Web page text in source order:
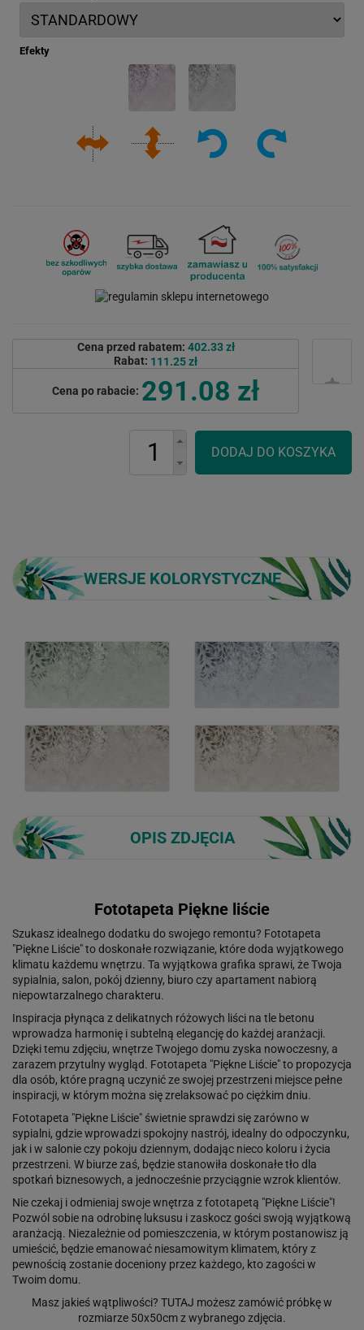
Efekty
Cena przed rabatem: 402.33 zł
Rabat: 111.25 zł
Cena po rabacie: 291.08 zł
WERSJE KOLORYSTYCZNE
OPIS ZDJĘCIA
Fototapeta Piękne liście
Szukasz idealnego dodatku do swojego remontu? Fototapeta
"Piękne Liście" to doskonałe rozwiązanie, które doda wyjątkowego
klimatu każdemu wnętrzu. Ta wyjątkowa grafika sprawi, że Twoja
sypialnia, salon, pokój dzienny, biuro czy apartament nabiorą
niepowtarzalnego charakteru.
Inspiracja płynąca z delikatnych różowych liści na tle betonu
wprowadza harmonię i subtelną elegancję do każdej aranżacji.
Dzięki temu zdjęciu, wnętrze Twojego domu zyska nowoczesny, a
zarazem przytulny wygląd. Fototapeta "Piękne Liście" to propozycja
dla osób, które pragną uczynić ze swojej przestrzeni miejsce pełne
inspiracji, w którym można się zrelaksować po ciężkim dniu.
Fototapeta "Piękne Liście" świetnie sprawdzi się zarówno w
sypialni, gdzie wprowadzi spokojny nastrój, idealny do odpoczynku,
jak i w salonie czy pokoju dziennym, dodając nieco koloru i życia
przestrzeni. W biurze zaś, będzie stanowiła doskonałe tło dla
spotkań biznesowych, a jednocześnie przyciągnie wzrok klientów.
Nie czekaj i odmieniaj swoje wnętrza z fototapetą "Piękne Liście"!
Pozwól sobie na odrobinę luksusu i zaskocz gości swoją wyjątkową
aranżacją. Niezależnie od pomieszczenia, w którym postanowisz ją
umieścić, będzie emanować niesamowitym klimatem, który z
pewnością zostanie doceniony przez każdego, kto zagości w
Twoim domu.
Masz jakieś wątpliwości? TUTAJ możesz zamówić próbkę w
rozmiarze 50x50cm z wybranego zdjęcia.